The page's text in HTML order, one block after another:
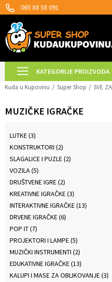
065 88 58 091
KATEGORIJE PROIZVODA
Kuda u Kupovinu Super Shop SVE
MUZIČKE IGRAČKE
LUTKE(3)
KONSTRUKTORI (2)
SLAGALICE I PUZLE(2)
VOZILA(5)
DRUŠTVENE IGRE(2)
KREATIVNE IGRAČKE(3)
INTERAKTIVNE IGRAČKE(13)
DRVENE IGRAČKE(6)
POP IT(7)
PROJEKTORI I LAMPE(5)
MUZIČKI INSTRUMENTI (2)
EDUKATIVNE IGRAČKE(13)
KALUPI I MASE ZA OBLIKOVANJE(3)